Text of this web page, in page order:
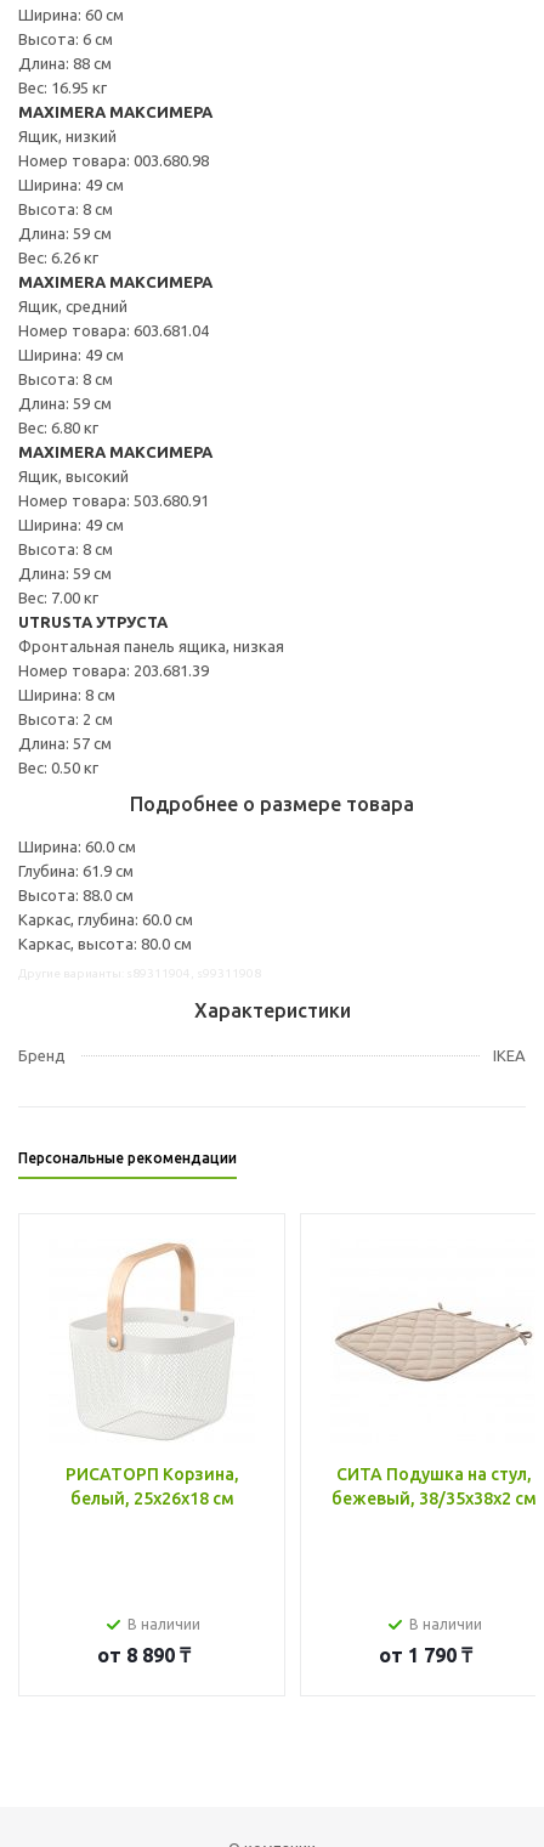
Ширина: 60 см
Высота: 6 см
Длина: 88 см
Вес: 16.95 кг
MAXIMERA МАКСИМЕРА
Ящик, низкий
Номер товара: 003.680.98
Ширина: 49 см
Высота: 8 см
Длина: 59 см
Вес: 6.26 кг
MAXIMERA МАКСИМЕРА
Ящик, средний
Номер товара: 603.681.04
Ширина: 49 см
Высота: 8 см
Длина: 59 см
Вес: 6.80 кг
MAXIMERA МАКСИМЕРА
Ящик, высокий
Номер товара: 503.680.91
Ширина: 49 см
Высота: 8 см
Длина: 59 см
Вес: 7.00 кг
UTRUSTA УТРУСТА
Фронтальная панель ящика, низкая
Номер товара: 203.681.39
Ширина: 8 см
Высота: 2 см
Длина: 57 см
Вес: 0.50 кг
Подробнее о размере товара
Ширина: 60.0 см
Глубина: 61.9 см
Высота: 88.0 см
Каркас, глубина: 60.0 см
Каркас, высота: 80.0 см
Характеристики
Бренд IKEA
Персональные рекомендации
РИСАТОРП Корзина,
белый, 25x26x18 см
В наличии
от 8 890 ₸
СИТА Подушка на стул,
бежевый, 38/35x38x2 см
В наличии
от 1 790 ₸